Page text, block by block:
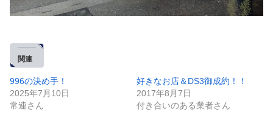
関連
996の決め手！
2025年7月10日
常連さん
好きなお店＆DS3御成約！！
2017年8月7日
付き合いのある業者さん